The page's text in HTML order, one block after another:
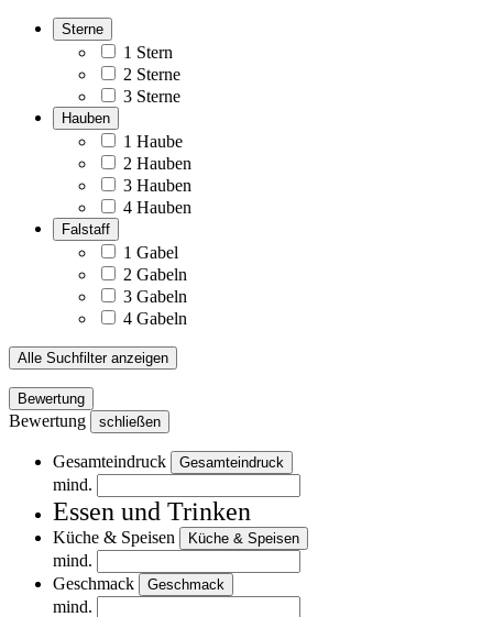
Sterne
1 Stern
2 Sterne
3 Sterne
Hauben
1 Haube
2 Hauben
3 Hauben
4 Hauben
Falstaff
1 Gabel
2 Gabeln
3 Gabeln
4 Gabeln
Alle Suchfilter anzeigen
Bewertung
Bewertung schließen
Gesamteindruck Gesamteindruck
mind.
Essen und Trinken
Küche & Speisen Küche & Speisen
mind.
Geschmack
Geschmack
mind.